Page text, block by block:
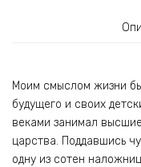
Моим смыслом жизни
будущего и своих
веками занимал
царства. Поддавшись
одну из сотен